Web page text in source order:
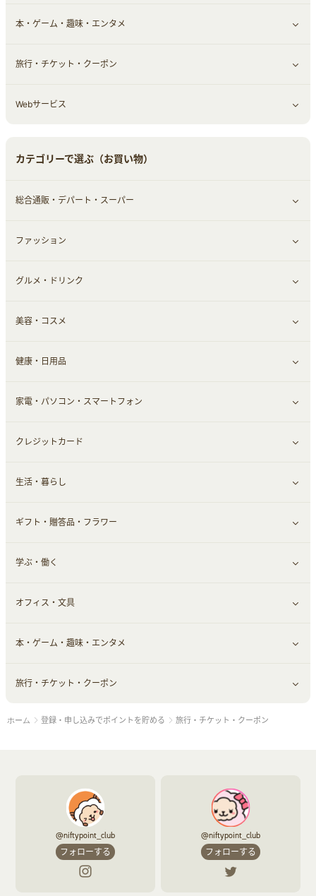
引越し
エコ・エネルギー
車情報・カーシェア・レンタル
習い事・学習・学校
仕事・転職
すべて見る
オフィス・文具
本・ゲーム・趣味・エンタメ
すべて見る
ゲーム・趣味
旅行・チケット・クーポン
すべて見る
Webサービス
カテゴリーで選ぶ（お買い物）
総合通販・デパート・スーパー
すべて見る
総合通販
デパート・スーパー
ファッション
すべて見る
ファッション
インナー・下着
靴・フットウェア
小物・かばん
スーツ・フォーマル
グルメ・ドリンク
すべて見る
グルメ
ドリンク
お酒
食材宅配
美容・コスメ
すべて見る
スキンケア
メイクアップ
ヘアケア
メンズ美容
美容・ダイエット用品
脱毛用品
美容食品
健康・日用品
すべて見る
健康食品｜青汁・飲料
健康食品｜乳酸菌・ケフィア
健康食品｜その他
スポーツ・フィットネス
日用品・薬局・からだ
家電・パソコン・スマートフォン
すべて見る
家電・パソコン・ソフトウェア
スマホ・携帯電話・SIM
クレジットカード
すべて見る
クレジットカード
生活・暮らし
すべて見る
車情報・カーシェア・レンタル
お役立ち
生活雑貨・家具インテリア
赤ちゃん・こども・マタニティ
ペット
ギフト・贈答品・フラワー
すべて見る
ギフト・贈答品
フラワー
学ぶ・働く
すべて見る
習い事・学習・学校
オフィス・文具
すべて見る
オフィス・文具
本・ゲーム・趣味・エンタメ
すべて見る
ゲーム・趣味
旅行・チケット・クーポン
すべて見る
チケット・クーポン・チラシ
ホーム 登録・申し込みでポイントを貯める 旅行・チケット・クーポン
@niftypoint_club
フォローする
@niftypoint_club
フォローする